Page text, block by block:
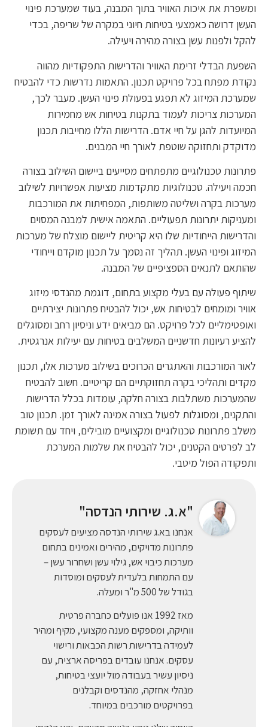
ומשפרת את איכות האוויר בתוך המבנה, בעוד שמערכת פינוי
העשן דרושה כאמצעי בטיחות חיוני במקרה של שריפה, בכדי
להקל ולפנות עשן בצורה מהירה ויעילה.
השפעת הבדלי זרימת האוויר והדרישות התפקודיות מהווה
נקודת מפתח בכל פרויקט תכנון. התאמות נדרשות כדי להבטיח
שמערכת המיזוג לא תפגע בפעולת פינוי העשן. מעבר לכך,
המערכות צריכות לעמוד בתקנות בטיחות אש מחמירות
המיועדות להגן על חיי אדם. הדרישות הללו מחייבות תכנון
מדוקדק ותחזוקה שוטפת לאורך חיי המבנים.
פתרונות טכנולוגיים מתפתחים מסייעים ביישום השילוב בצורה
חכמה ויעילה. טכנולוגיות מתקדמות מציעות אפשרויות לשילוב
מערכות בקרה ושליטה משותפות, המפחיתות את המורכבות
ומעניקות יתרונות תפעוליים. התאמה אישית למבנה המסוים
והדרישות הייחודיות שלו היא קריטית ליישום מוצלח של מערכות
המיזוג ופינוי העשן. תהליך זה נסמך על תכנון מוקדם וייחודי
שהותאם לתנאים הספציפיים של המבנה.
שיתוף פעולה עם בעלי מקצוע בתחום, דוגמת מהנדסי מיזוג
אוויר ומומחים לבטיחות אש, יכול להבטיח פתרונות יצירתיים
ואופטימליים לכל פרויקט. הם מביאים ידע וניסיון רחב ומסוגלים
להציע רעיונות חדשניים המשלבים בטיחות עם יעילות אנרגטית.
לאור המורכבות והאתגרים הכרוכים בשילוב מערכות אלו, תכנון
מקדים ותהליכי בקרה תחזוקתיים הם קריטיים. חשוב להבטיח
שהמערכות משתלבות בצורה חלקה, עומדות בכלל הדרישות
והתקנים, ומסוגלות לפעול בצורה אמינה לאורך זמן. תכנון טוב
משלב פתרונות טכנולוגיים ומקצועיים מובילים, ויחד עם תשומת
לב לפרטים הקטנים, יכול להבטיח את שלמות המערכת
ותפקודה הפול מיטבי.
"א.ג. שירותי הנדסה"
אנחנו בא.ג שירותי הנדסה מציעים לעסקים
פתרונות מדויקים, מהירים ואמינים בתחום
מערכות כיבוי אש, גילוי עשן ושחרור עשן –
עם התמחות בלעדית לעסקים ומוסדות
בגודל של 500 מ"ר ומעלה.
מאז 1992 אנו פועלים כחברה פרטית
וותיקה, ומספקים מענה מקצועי, מקיף ומהיר
לעמידה בדרישות רשות הכבאות ורישוי
עסקים. אנחנו עובדים בפריסה ארצית, עם
ניסיון עשיר בעבודה מול יועצי בטיחות,
מנהלי אחזקה, מהנדסים וקבלנים
בפרויקטים מורכבים במיוחד.